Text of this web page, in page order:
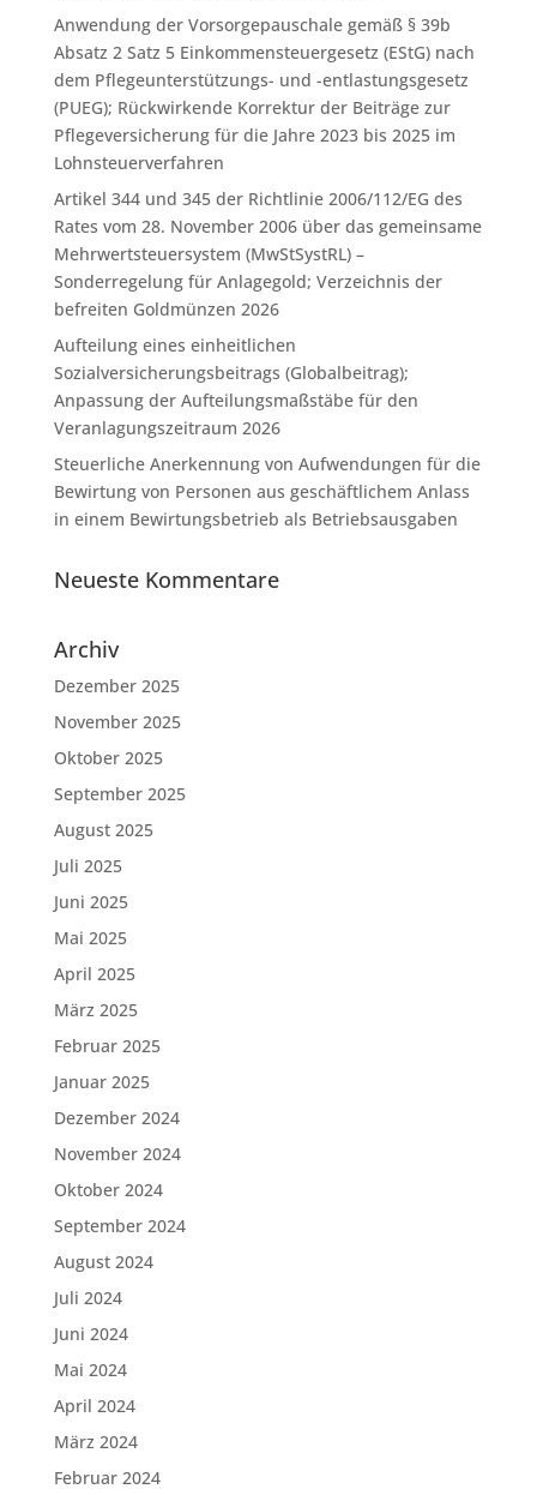
Anwendung der Vorsorgepauschale gemäß § 39b
Absatz 2 Satz 5 Einkommensteuergesetz (EStG) nach
dem Pflegeunterstützungs- und -entlastungsgesetz
(PUEG); Rückwirkende Korrektur der Beiträge zur
Pflegeversicherung für die Jahre 2023 bis 2025 im
Lohnsteuerverfahren
Artikel 344 und 345 der Richtlinie 2006/112/EG des
Rates vom 28. November 2006 über das gemeinsame
Mehrwertsteuersystem (MwStSystRL) –
Sonderregelung für Anlagegold; Verzeichnis der
befreiten Goldmünzen 2026
Aufteilung eines einheitlichen
Sozialversicherungsbeitrags (Globalbeitrag);
Anpassung der Aufteilungsmaßstäbe für den
Veranlagungszeitraum 2026
Steuerliche Anerkennung von Aufwendungen für die
Bewirtung von Personen aus geschäftlichem Anlass
in einem Bewirtungsbetrieb als Betriebsausgaben
Neueste Kommentare
Archiv
Dezember 2025
November 2025
Oktober 2025
September 2025
August 2025
Juli 2025
Juni 2025
Mai 2025
April 2025
März 2025
Februar 2025
Januar 2025
Dezember 2024
November 2024
Oktober 2024
September 2024
August 2024
Juli 2024
Juni 2024
Mai 2024
April 2024
März 2024
Februar 2024